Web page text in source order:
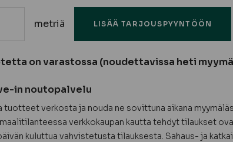
metriä LISÄÄ TARJOUSPYYNTÖÖN
on varastossa (noudettavissa heti
in noutopalvelu
tuotteet verkosta ja nouda ne sovittuna aikana
verkkokaupan kautta tehdyt tilaukset
kuluttua vahvistetusta tilauksesta. Sahaus- ja